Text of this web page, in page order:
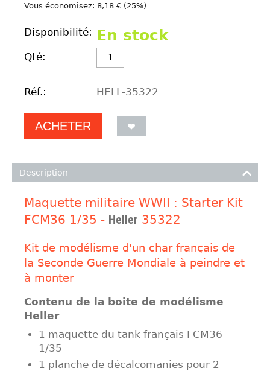
Vous économisez: 8,18 € (25%)
Disponibilité: En stock
Qté:
Réf.: HELL-35322
ACHETER
Description
Maquette militaire WWII : Starter Kit
FCM36 1/35 - Heller 35322
Kit de modélisme d'un char français de
la Seconde Guerre Mondiale à peindre et
à monter
Contenu de la boite de modélisme
Heller
1 maquette du tank français FCM36
1/35
1 planche de décalcomanies pour 2